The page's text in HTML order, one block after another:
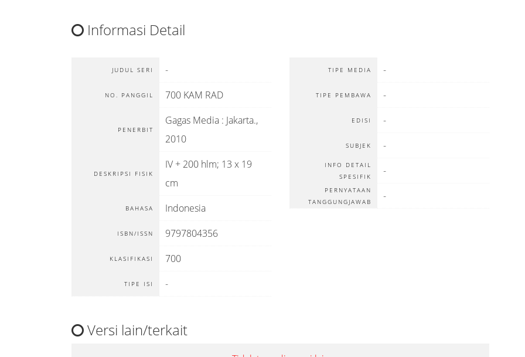
Informasi Detail
JUDUL SERI -
NO. PANGGIL 700 KAM RAD
PENERBIT
Gagas Media : Jakarta.,
2010
DESKRIPSI FISIK
IV + 200 hlm; 13 x 19
cm
BAHASA Indonesia
ISBN/ISSN 9797804356
KLASIFIKASI 700
TIPE ISI -
TIPE MEDIA -
TIPE PEMBAWA -
EDISI -
SUBJEK -
INFO DETAIL
SPESIFIK
-
PERNYATAAN
TANGGUNGJAWAB
-
Versi lain/terkait